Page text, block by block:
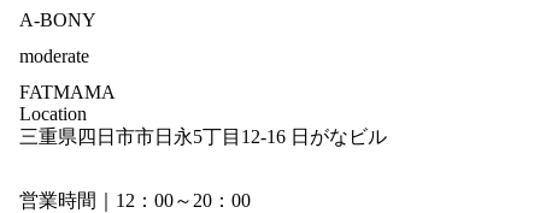
A-BONY
moderate
FATMAMA
Location
三重県四日市市日永5丁目12-16 日がなビル
営業時間｜12：00～20：00